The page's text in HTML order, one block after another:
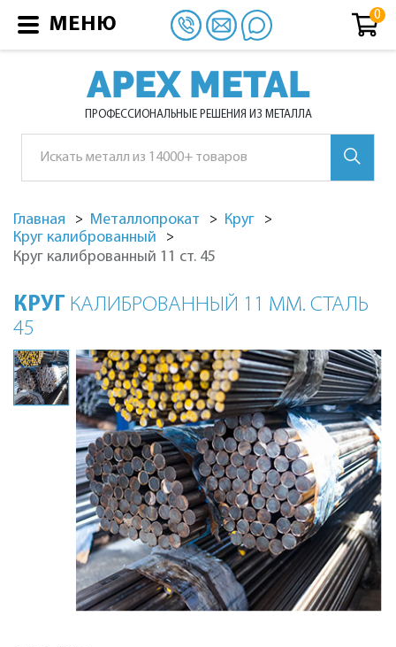
APEX METAL
ПРОФЕССИОНАЛЬНЫЕ РЕШЕНИЯ ИЗ МЕТАЛЛА
Главная Металлопрокат
Круг
Круг калиброванный
Круг калиброванный 11 ст. 45
КРУГ КАЛИБРОВАННЫЙ 11 ММ. СТАЛЬ
45
МЕНЮ